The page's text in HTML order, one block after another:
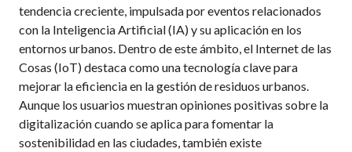
tendencia creciente, impulsada por eventos relacionados
con la Inteligencia Artificial (IA) y su aplicación en los
entornos urbanos. Dentro de este ámbito, el Internet de las
Cosas (IoT) destaca como una tecnología clave para
mejorar la eficiencia en la gestión de residuos urbanos.
Aunque los usuarios muestran opiniones positivas sobre la
digitalización cuando se aplica para fomentar la
sostenibilidad en las ciudades, también existe